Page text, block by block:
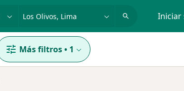
Iniciar
Más filtros• 1